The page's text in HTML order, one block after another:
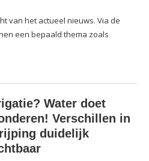
van het actueel nieuws. Via de
een bepaald thema zoals
Water doet
Verschillen in
duidelijk